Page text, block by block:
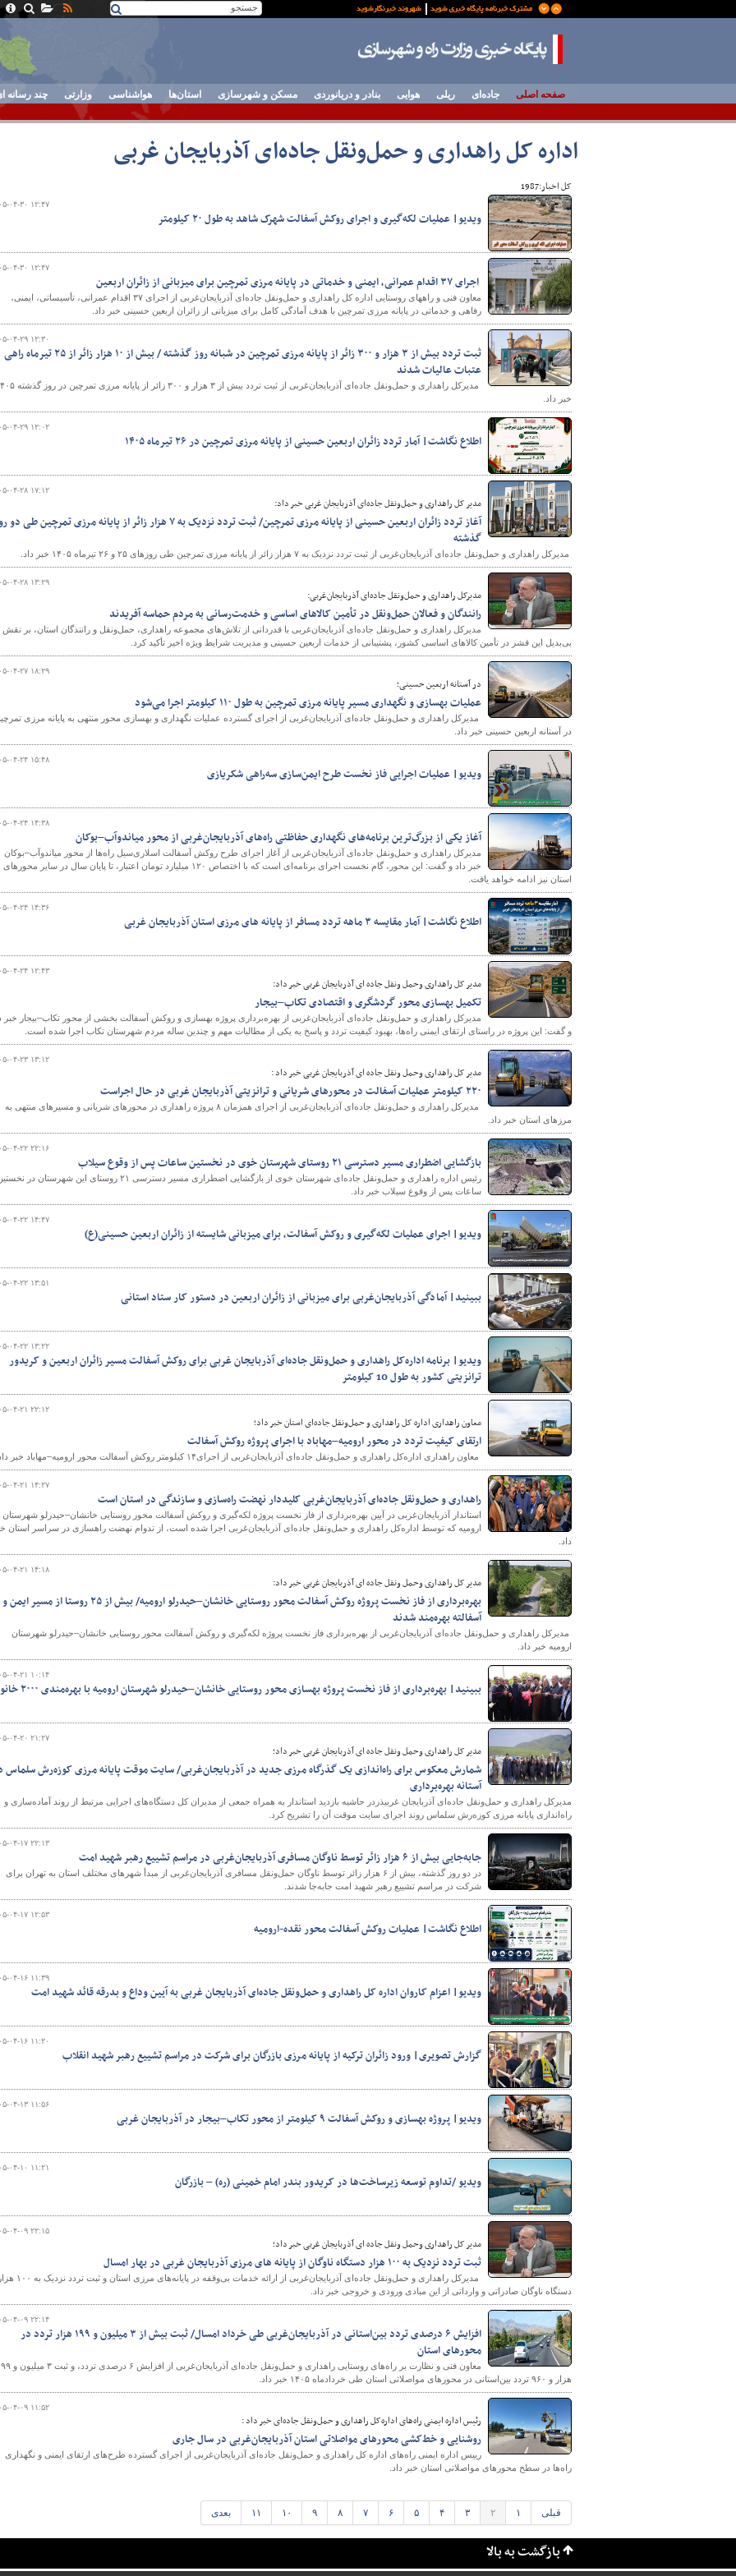
پایگاه خبری وزارت راه و
شهرسازی
صفحه اصلی جاده‌ای ریلی هوایی بنادر و دریانوردی مسکن و شهرسازی استان‌ها هواشناسی وزارتی چند رسانه
اداره کل راهداری و حمل‌ونقل جاده‌ای آذربایجان غربی
کل اخبار:1987
۱۴۰۵-۰۴-۳۰
ویدیو| عملیات لکه‌گیری و اجرای روکش آسفالت شهرک شاهد به طول ۲۰ کیلومتر
۱۴۰۵-۰۴-۳۰
​​​​​​​ اجرای ۳۷ اقدام عمرانی، ایمنی و خدماتی در پایانه مرزی تمرچین برای میزبانی از زائران اربعین
معاون فنی و راههای روستایی اداره کل راهداری و حمل‌ونقل جاده‌ای آذربایجان‌غربی از اجرای ۳۷ اقدام عمرانی، تأسیساتی، ایمنی،
رفاهی و خدماتی در پایانه مرزی تمرچین با هدف آمادگی کامل برای میزبانی از زائران اربعین حسینی خبر داد.
۱۴۰۵-۰۴-۲۹
ثبت تردد بیش از ۳ هزار و ۳۰۰ زائر از پایانه مرزی تمرچین در شبانه روز گذشته / بیش از ۱۰ هزار زائر از ۲۵ تیرماه راهی
عتبات عالیات شدند
مدیرکل راهداری و حمل‌ونقل جاده‌ای آذربایجان‌غربی از ثبت تردد بیش از ۳ هزار و ۳۰۰ زائر از
خبر داد.
۱۴۰۵-۰۴-۲۹
اطلاع نگاشت| آمار تردد زائران اربعین حسینی از پایانه مرزی تمرچین در ۲۶ تیرماه ۱۴۰۵
۱۴۰۵-۰۴-۲۸
مدیر کل راهداری و حمل‌ونقل جاده‌ای آذربایجان غربی خبر داد:
آغاز تردد زائران اربعین حسینی از پایانه مرزی تمرچین/ ثبت تردد نزدیک به ۷ هزار زائر از پایانه مرزی تمرچین طی
گذشته
​​​​​​ مدیرکل راهداری و حمل‌ونقل جاده‌ای آذربایجان‌غربی از ثبت تردد نزدیک به ۷ هزار زائر از پایانه مرزی تمرچین طی روزهای ۲۵ و ۲۶ تیرماه ۱۴۰۵ خبر داد.
۱۴۰۵-۰۴-۲۸
​​​​​​​مدیرکل راهداری و حمل‌ونقل جاده‌ای آذربایجان‌غربی:
​​​​​​​رانندگان و فعالان حمل‌ونقل در تأمین کالاهای اساسی و خدمت‌رسانی به مردم حماسه آفریدند
مدیرکل راهداری و حمل‌ونقل جاده‌ای آذربایجان‌غربی با قدردانی از تلاش‌های مجموعه راهداری، حمل‌ونقل و رانندگان استان، بر نقش
بی‌بدیل این قشر در تأمین کالاهای اساسی کشور، پشتیبانی از خدمات اربعین حسینی و مدیریت شرایط ویژه اخیر تأکید کرد.
۱۴۰۵-۰۴-۲۷
در آستانه اربعین حسینی؛
عملیات بهسازی و نگهداری مسیر پایانه مرزی تمرچین به طول ۱۱۰ کیلومتر اجرا می‌شود
مدیرکل راهداری و حمل‌ونقل جاده‌ای آذربایجان‌غربی از اجرای گسترده عملیات نگهداری و بهسازی محور منتهی به پایانه مرزی
در آستانه اربعین حسینی خبر داد.
۱۴۰۵-۰۴-۲۴
ویدیو| عملیات اجرایی فاز نخست طرح ایمن‌سازی سه‌راهی شکریازی
۱۴۰۵-۰۴-۲۴
آغاز یکی از بزرگ‌ترین برنامه‌های نگهداری حفاظتی راه‌های آذربایجان‌غربی از محور میاندوآب–بوکان
مدیرکل راهداری و حمل‌ونقل جاده‌ای آذربایجان‌غربی از آغاز اجرای طرح روکش آسفالت اسلاری‌سیل راه‌ها از محور میاندوآب–بوکان
خبر داد و گفت: این محور، گام نخست اجرای برنامه‌ای است که با اختصاص ۱۲۰ میلیارد تومان اعتبار، تا پایان سال در سایر محورهای
استان نیز ادامه خواهد یافت.
۱۴۰۵-۰۴-۲۴
اطلاع نگاشت| آمار مقایسه ۳ ماهه تردد مسافر از پایانه های مرزی استان آذربایجان غربی
۱۴۰۵-۰۴-۲۴
مدیر کل راهداری وحمل ونقل جاده ای آذربایجان غربی خبر داد:
تکمیل بهسازی محور گردشگری و اقتصادی تکاب–بیجار
مدیرکل راهداری و حمل‌ونقل جاده‌ای آذربایجان‌غربی از بهره‌برداری پروژه بهسازی و روکش آسفالت بخشی از محور تکاب–بیجار خبر
و گفت: این پروژه در راستای ارتقای ایمنی راه‌ها، بهبود کیفیت تردد و پاسخ به یکی از مطالبات مهم و چندین ساله مردم شهرستان تکاب اجرا شده است.
۱۴۰۵-۰۴-۲۳
مدیر کل راهداری وحمل ونقل جاده ای آذربایجان غربی خبر داد :
۲۲۰ کیلومتر عملیات آسفالت در محورهای شریانی و ترانزیتی آذربایجان غربی در حال اجراست
​​​​​​​ مدیرکل راهداری و حمل‌ونقل جاده‌ای آذربایجان‌غربی از اجرای همزمان ۸ پروژه راهداری در محورهای شریانی و مسیرهای منتهی به
مرزهای استان خبر داد.
۱۴۰۵-۰۴-۲۲
بازگشایی اضطراری مسیر دسترسی ۲۱ روستای شهرستان خوی در نخستین ساعات پس از وقوع سیلاب
رئیس اداره راهداری و حمل‌ونقل جاده‌ای شهرستان خوی از بازگشایی اضطراری مسیر دسترسی ۲۱ روستای این شهرستان در
ساعات پس از وقوع سیلاب خبر داد.
۱۴۰۵-۰۴-۲۲
ویدیو| اجرای عملیات لکه‌گیری و روکش آسفالت، برای میزبانی شایسته از زائران اربعین حسینی(ع)
۱۴۰۵-۰۴-۲۲
ببینید| آمادگی آذربایجان‌غربی برای میزبانی از زائران اربعین در دستور کار ستاد استانی
۱۴۰۵-۰۴-۲۲
ویدیو| برنامه اداره‌کل راهداری و حمل‌ونقل جاده‌ای آذربایجان غربی برای روکش آسفالت مسیر زائران اربعین و کریدور
ترانزیتی کشور به طول 10 کیلومتر
۱۴۰۵-۰۴-۲۱
معاون راهداری اداره کل راهداری و حمل‌ونقل جاده‌ای استان خبر داد؛
ارتقای کیفیت تردد در محور ارومیه–مهاباد با اجرای پروژه روکش آسفالت
​​​​​​​ معاون راهداری اداره‌کل راهداری و حمل‌ونقل جاده‌ای آذربایجان‌غربی از اجرای۱۴ کیلومتر روکش آسفالت محور ارومیه–مهاباد خبر داد.
۱۴۰۵-۰۴-۲۱
​راهداری و حمل‌ونقل جاده‌ای آذربایجان‌غربی کلیددار نهضت راه‌سازی و سازندگی در استان است
استاندار آذربایجان‌غربی در آیین بهره‌برداری از فاز نخست پروژه لکه‌گیری و روکش آسفالت محور روستایی خانشان–حیدرلو شهرستان
ارومیه که توسط اداره‌کل راهداری و حمل‌ونقل جاده‌ای آذربایجان‌غربی اجرا شده است، از تدوام نهضت راهسازی در سراسر استان
داد.
۱۴۰۵-۰۴-۲۱
مدیر کل راهداری وحمل ونقل جاده ای آذربایجان غربی خبر داد:
بهره‌برداری از فاز نخست پروژه روکش آسفالت محور روستایی خانشان–حیدرلو ارومیه/ بیش از ۲۵ روستا از مسیر ایمن و
آسفالته بهره‌مند شدند
​​​​​​​ مدیرکل راهداری و حمل‌ونقل جاده‌ای آذربایجان‌غربی از بهره‌برداری فاز نخست پروژه لکه‌گیری و روکش آسفالت محور روستایی خانشان–حیدرلو شهرستان
ارومیه خبر داد.
۱۴۰۵-۰۴-۲۱
ببینید| بهره‌برداری از فاز نخست پروژه بهسازی محور روستایی خانشان–حیدرلو شهرستان ارومیه با بهره‌مندی ۲۰۰۰ خانوار
۱۴۰۵-۰۴-۲۰
مدیر کل راهداری وحمل ونقل جاده ای آذربایجان غربی خبر داد؛
شمارش معکوس برای راه‌اندازی یک گذرگاه مرزی جدید در آذربایجان‌غربی/ سایت موقت پایانه مرزی کوزه‌رش سلماس
آستانه بهره‌برداری
مدیرکل راهداری و حمل‌ونقل جاده‌ای آذربایجان غربیذردر حاشیه بازدید استاندار به همراه جمعی از مدیران کل دستگاه‌های اجرایی مرتبط از روند آماده‌سازی و
راه‌اندازی پایانه مرزی کوزه‌رش سلماس روند اجرای سایت موقت آن را تشریح کرد.
۱۴۰۵-۰۴-۱۷
جابه‌جایی بیش از ۶ هزار زائر توسط ناوگان مسافری آذربایجان‌غربی در مراسم تشییع رهبر شهید امت
در دو روز گذشته، بیش از ۶ هزار زائر توسط ناوگان حمل‌ونقل مسافری آذربایجان‌غربی از مبدأ شهرهای مختلف استان به تهران برای
شرکت در مراسم تشییع رهبر شهید امت جابه‌جا شدند.
۱۴۰۵-۰۴-۱۷
اطلاع نگاشت| عملیات روکش آسفالت محور نقده-ارومیه
۱۴۰۵-۰۴-۱۶
ویدیو| اعزام کاروان اداره کل راهداری و حمل‌ونقل جاده‌ای آذربایجان غربی به آیین وداع و بدرقه قائد شهید امت
۱۴۰۵-۰۴-۱۶
گزارش تصویری| ورود زائران ترکیه از پایانه مرزی بازرگان برای شرکت در مراسم تشییع رهبر شهید انقلاب
۱۴۰۵-۰۴-۱۳
ویدیو| پروژه بهسازی و روکش آسفالت ۹ کیلومتر از محور تکاب–بیجار در آذربایجان غربی
۱۴۰۵-۰۴-۱۰
ویدیو /تداوم توسعه زیرساخت‌ها در کریدور بندر امام خمینی (ره) – بازرگان
۱۴۰۵-۰۴-۰۹
مدیر کل راهداری وحمل ونقل جاده ای آذربایجان غربی خبر داد؛
ثبت تردد نزدیک به ۱۰۰ هزار دستگاه ناوگان از پایانه های مرزی آذربایجان غربی در بهار امسال
​​​​​​​ مدیرکل راهداری و حمل‌ونقل جاده‌ای آذربایجان‌غربی از ارائه خدمات بی‌وقفه در پایانه‌های مرزی استان و ثبت تردد نزدیک به ۱۰۰ هزار
دستگاه ناوگان صادراتی و وارداتی از این مبادی ورودی و خروجی خبر داد.
۱۴۰۵-۰۴-۰۹
افزایش ۶ درصدی تردد بین‌استانی در آذربایجان‌غربی طی خرداد امسال/ ثبت بیش از ۳ میلیون و ۱۹۹ هزار تردد در
محورهای استان
معاون فنی و نظارت بر راه‌های روستایی راهداری و حمل‌ونقل جاده‌ای آذربایجان‌غربی
هزار و ۹۶۰ تردد بین‌استانی در محورهای مواصلاتی استان طی خردادماه ۱۴۰۵ خبر داد.
۱۴۰۵-۰۴-۰۹
رئیس اداره ایمنی راه‌های اداره‌کل راهداری و حمل‌ونقل جاده‌ای خبر داد :
روشنایی و خط‌کشی محورهای مواصلاتی استان آذربایجان‌غربی در سال جاری
رییس اداره ایمنی راه‌های اداره کل راهداری و حمل‌ونقل جاده‌ای آذربایجان‌غربی از اجرای گسترده طرح‌های ارتقای ایمنی و نگهداری
راه‌ها در سطح محورهای مواصلاتی استان خبر داد.
قبلی ۱ ۲ ۳ ۴ ۵ ۶ ۷ ۸ ۹ ۱۰ ۱۱ بعدی
بازگشت به بالا